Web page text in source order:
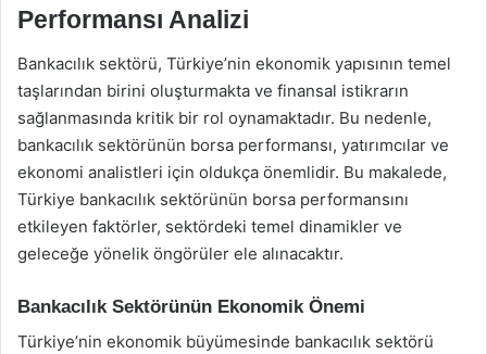
Performansı Analizi
Bankacılık sektörü, Türkiye’nin ekonomik yapısının temel
taşlarından birini oluşturmakta ve finansal istikrarın
sağlanmasında kritik bir rol oynamaktadır. Bu nedenle,
bankacılık sektörünün borsa performansı, yatırımcılar ve
ekonomi analistleri için oldukça önemlidir. Bu makalede,
Türkiye bankacılık sektörünün borsa performansını
etkileyen faktörler, sektördeki temel dinamikler ve
geleceğe yönelik öngörüler ele alınacaktır.
Bankacılık Sektörünün Ekonomik Önemi
Türkiye’nin ekonomik büyümesinde bankacılık sektörü